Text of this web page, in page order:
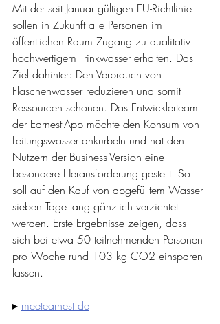
Mit der seit Januar gültigen EU-Richtlinie
sollen in Zukunft alle Personen im
öffentlichen Raum Zugang zu qualitativ
hochwertigem Trinkwasser erhalten. Das
Ziel dahinter: Den Verbrauch von
Flaschenwasser reduzieren und somit
Ressourcen schonen. Das Entwicklerteam
der Earnest-App möchte den Konsum von
Leitungswasser ankurbeln und hat den
Nutzern der Business-Version eine
besondere Herausforderung gestellt. So
soll auf den Kauf von abgefülltem Wasser
sieben Tage lang gänzlich verzichtet
werden. Erste Ergebnisse zeigen, dass
sich bei etwa 50 teilnehmenden Personen
pro Woche rund 103 kg CO2 einsparen
lassen.
▸ meetearnest.de